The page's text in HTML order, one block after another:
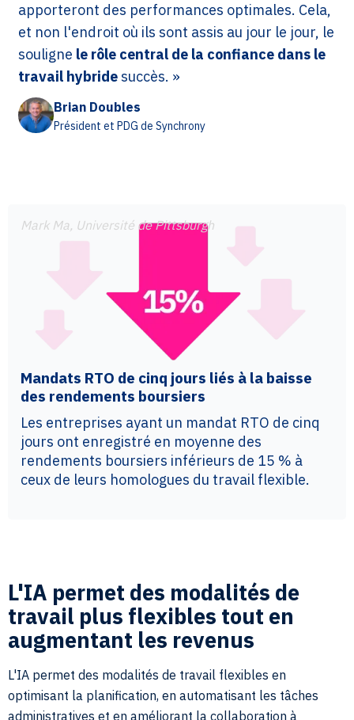
apporteront des performances optimales. Cela,
et non l'endroit où ils sont assis au jour le jour, le
souligne le rôle central de la confiance dans le
travail hybridesuccès. »
Brian Doubles
Président et PDG de Synchrony
Mark Ma, Université de Pittsburgh
Mandats RTO de cinq jours liés à la baisse
des rendements boursiers
Les entreprises ayant un mandat RTO de cinq
jours ont enregistré en moyenne des
rendements boursiers inférieurs de 15 % à
ceux de leurs homologues du travail flexible.
L'IA permet des modalités de
travail plus flexibles tout en
augmentant les revenus
L'IA permet des modalités de travail flexibles en
optimisant la planification, en automatisant les tâches
administratives et en améliorant la collaboration à